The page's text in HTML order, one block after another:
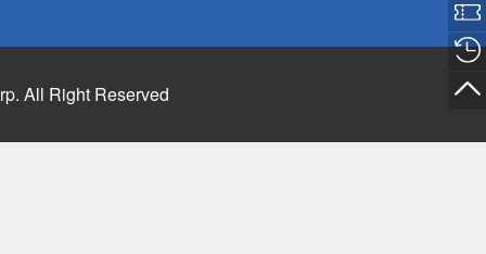
All Right Reserved